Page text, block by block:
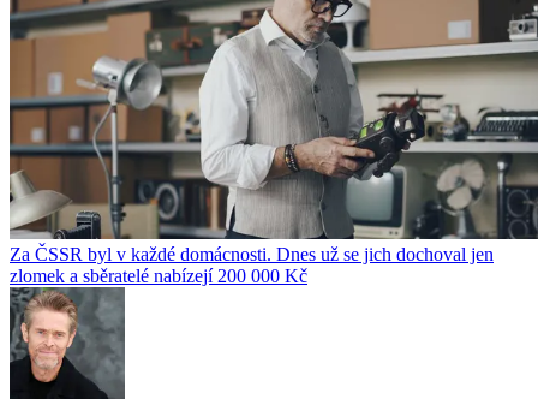
Za ČSSR byl v každé domácnosti. Dnes už se jich dochoval jen
zlomek a sběratelé nabízejí 200 000 Kč